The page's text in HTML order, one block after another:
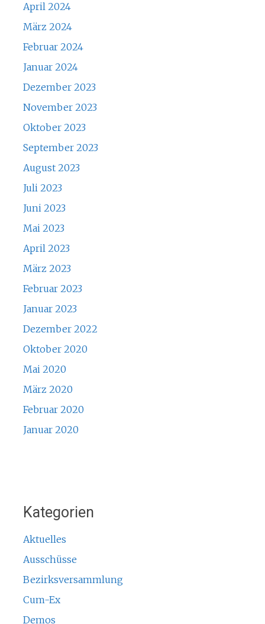
April 2024
März 2024
Februar 2024
Januar 2024
Dezember 2023
November 2023
Oktober 2023
September 2023
August 2023
Juli 2023
Juni 2023
Mai 2023
April 2023
März 2023
Februar 2023
Januar 2023
Dezember 2022
Oktober 2020
Mai 2020
März 2020
Februar 2020
Januar 2020
Kategorien
Aktuelles
Ausschüsse
Bezirksversammlung
Cum-Ex
Demos